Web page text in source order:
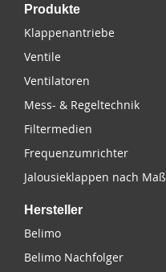
Produkte
Klappenantriebe
Ventile
Ventilatoren
Mess- & Regeltechnik
Filtermedien
Frequenzumrichter
Jalousieklappen nach Maß
Hersteller
Belimo
Belimo Nachfolger